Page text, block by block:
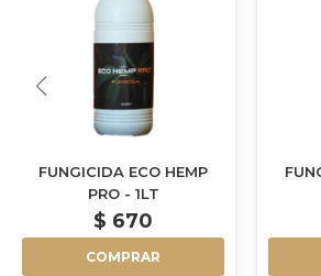
FUNGICIDA ECO HEMP
PRO - 1LT
$ 670
COMPRAR